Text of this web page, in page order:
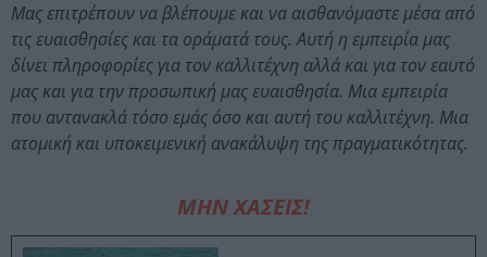
Μας επιτρέπουν να βλέπουμε και να αισθανόμαστε μέσα από
τις ευαισθησίες και τα οράματά τους. Αυτή η εμπειρία μας
δίνει πληροφορίες για τον καλλιτέχνη αλλά και για τον εαυτό
μας και για την προσωπική μας ευαισθησία. Μια εμπειρία
που αντανακλά τόσο εμάς όσο και αυτή του καλλιτέχνη. Μια
ατομική και υποκειμενική ανακάλυψη της πραγματικότητας.
ΜΗΝ ΧΑΣΕΙΣ!